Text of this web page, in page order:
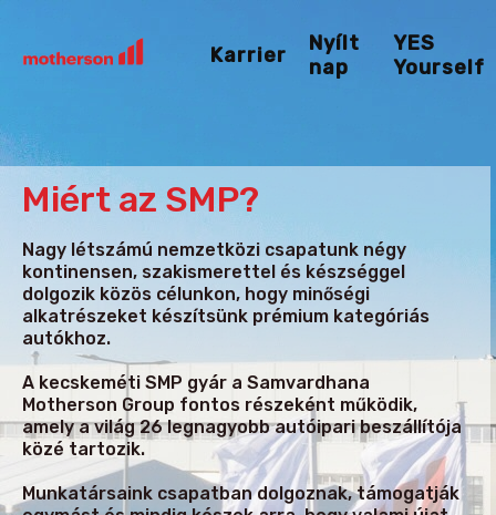
Karrier
Nyílt
nap
YES
Yourself
Miért az SMP?
Nagy létszámú nemzetközi csapatunk négy
kontinensen, szakismerettel és készséggel
dolgozik közös célunkon, hogy minőségi
alkatrészeket készítsünk prémium kategóriás
autókhoz.
A kecskeméti SMP gyár a Samvardhana
Motherson Group fontos részeként működik,
amely a világ 26 legnagyobb autóipari beszállítója
közé tartozik.
Munkatársaink csapatban dolgoznak, támogatják